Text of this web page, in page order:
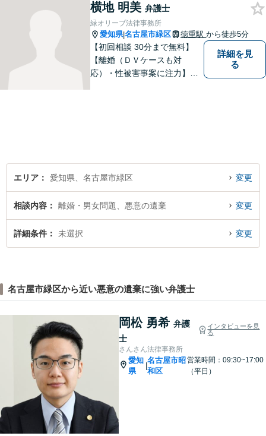
バー等の情報問題にも意欲高
く取り組みます。お困りごと
があれば。お気軽にご相談く
ださい。
横地 明美 弁護士
緑オリーブ法律事務所
愛知県|名古屋市緑区 徳重駅 から徒歩5分
【初回相談 30分まで無料】
【離婚（ＤＶケースも対
応）・性被害事案に注力】
詳細を見
る
エリア 愛知県、名古屋市緑区 変更
相談内容 離婚・男女問題、悪意の遺棄 変更
詳細条件 未選択 変更
名古屋市緑区から近い悪意の遺棄に強い弁護士
岡松 勇希 弁護
士
インタビューを見
る
さんさん法律事務所
愛知
県
名古屋市昭
和区
営業時間：09:30~17:00
（平日）